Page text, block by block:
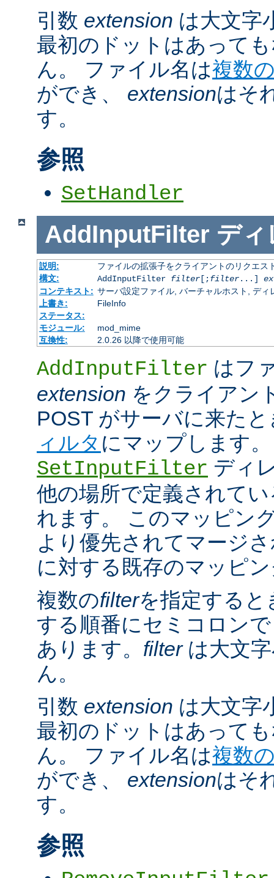
引数 extension は大文字
最初のドットはあって
ん。 ファイル名は複数
ができ、 extensionはそ
す。
参照
SetHandler
AddInputFilter ディ
説明:
ファイルの拡張子をクライアントのリクエス
構文:
AddInputFilter filter[;filter...]
コンテキスト: サーバ設定ファイル, バーチャルホスト, ディ
上書き:
FileInfo
ステータス:
モジュール:
mod_mime
互換性:
2.0.26 以降で使用可能
AddInputFilter はフ
extension をクライアン
POST がサーバに来た
ィルタ にマップします
SetInputFilter ディ
他の場所で定義されて
れます。 このマッピン
より優先されてマージ
に対する既存のマッピ
複数のfilterを指定すると
する順番にセミコロン
あります。 filterは大文
ん。
引数 extension は大文字
最初のドットはあって
ん。 ファイル名は複数
ができ、 extensionはそ
す。
参照